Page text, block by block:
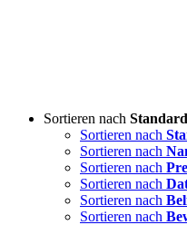
Sortieren nach
Sortieren nach
Sortieren nach
Sortieren nach
Sortieren nach
Sortieren nach
Sortieren nach